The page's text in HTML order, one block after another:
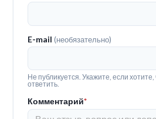
E-mail(необязательно)
Не публикуется. Укажите, если
ответить.
Комментарий*